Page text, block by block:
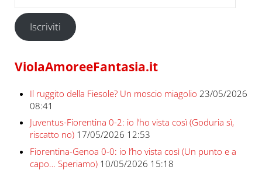
Iscriviti
ViolaAmoreeFantasia.it
Il ruggito della Fiesole? Un moscio miagolio 23/05/2026
08:41
Juventus-Fiorentina 0-2: io l’ho vista così (Goduria sì,
riscatto no) 17/05/2026 12:53
Fiorentina-Genoa 0-0: io l’ho vista così (Un punto e a
capo… Speriamo) 10/05/2026 15:18